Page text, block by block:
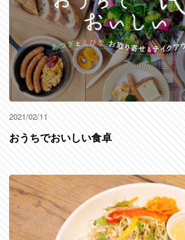
2021/02/11
おうちでおいしい食卓